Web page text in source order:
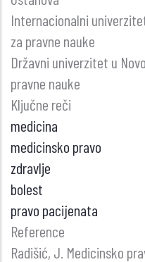
Internacionalni
za pravne nauke
Državni univerzitet u
pravne nauke
Ključne reči
medicina
medicinsko pravo
zdravlje
bolest
pravo pacijenata
Reference
Radišić, J. Medicinsko